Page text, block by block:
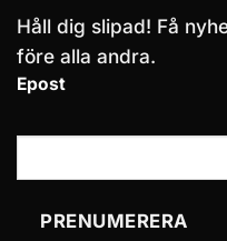
Håll dig slipad! Få
före alla andra.
Epost
PRENUMERERA